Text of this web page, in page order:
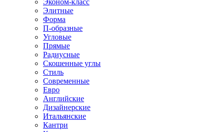
Эконом-класс
Элитные
Форма
П-образные
Угловые
Прямые
Радиусные
Скошенные углы
Стиль
Современные
Евро
Английские
Дизайнерские
Итальянские
Кантри